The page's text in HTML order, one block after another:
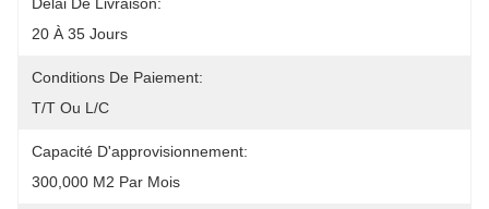
20 À 35 Jours
Conditions De Paiement:
T/T Ou L/C
Capacité D'approvisionnement:
300,000 M2 Par Mois